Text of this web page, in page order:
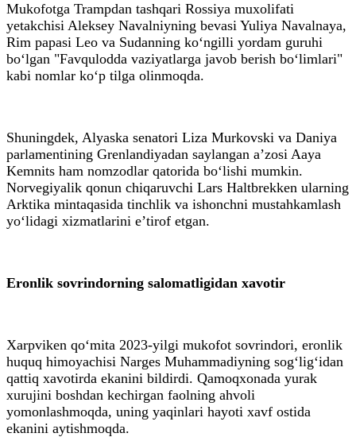
Mukofotga Trampdan tashqari Rossiya muxolifati
yetakchisi Aleksey Navalniyning bevasi Yuliya Navalnaya,
Rim papasi Leo va Sudanning ko‘ngilli yordam guruhi
bo‘lgan "Favqulodda vaziyatlarga javob berish bo‘limlari"
kabi nomlar ko‘p tilga olinmoqda.
Shuningdek, Alyaska senatori Liza Murkovski va Daniya
parlamentining Grenlandiyadan saylangan a’zosi Aaya
Kemnits ham nomzodlar qatorida bo‘lishi mumkin.
Norvegiyalik qonun chiqaruvchi Lars Haltbrekken ularning
Arktika mintaqasida tinchlik va ishonchni mustahkamlash
yo‘lidagi xizmatlarini e’tirof etgan.
Eronlik sovrindorning salomatligidan xavotir
Xarpviken qo‘mita 2023-yilgi mukofot sovrindori, eronlik
huquq himoyachisi Narges Muhammadiyning sog‘lig‘idan
qattiq xavotirda ekanini bildirdi. Qamoqxonada yurak
xurujini boshdan kechirgan faolning ahvoli
yomonlashmoqda, uning yaqinlari hayoti xavf ostida
ekanini aytishmoqda.